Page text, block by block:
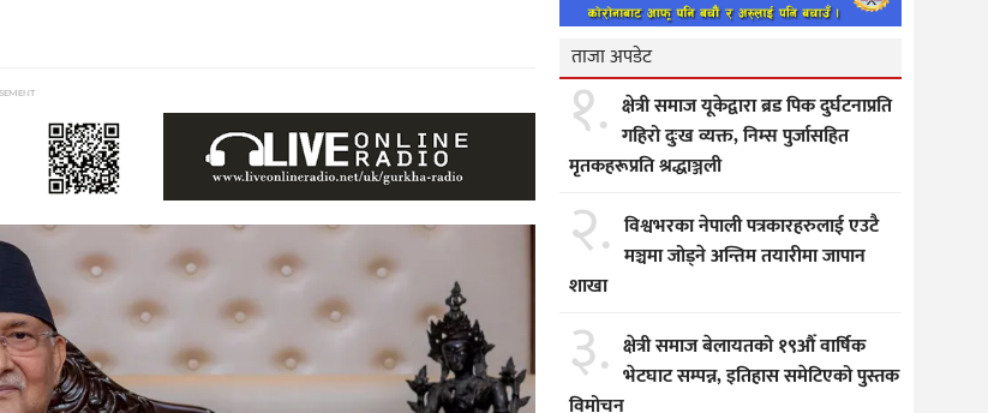
ताजा अपडेट
१. क्षेत्री समाज यूकेद्वारा ब्रड पिक दुर्घटनाप्रति
गहिरो दुःख व्यक्त, निम्स पुर्जासहित
मृतकहरूप्रति श्रद्धाञ्जली
२. विश्वभरका नेपाली पत्रकारहरुलाई एउटै
मञ्चमा जोड्ने अन्तिम तयारीमा जापान
शाखा
३. क्षेत्री समाज बेलायतको १९औँ वार्षिक
भेटघाट सम्पन्न, इतिहास समेटिएको पुस्तक
विमोचन